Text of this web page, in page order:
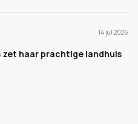
14 jul 2026
zet haar prachtige landhuis